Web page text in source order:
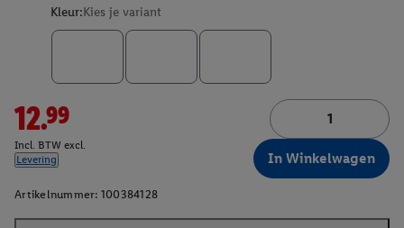
Kleur:Kies je variant
12.99
Incl. BTW excl.
Levering
In Winkelwagen
Artikelnummer: 100384128